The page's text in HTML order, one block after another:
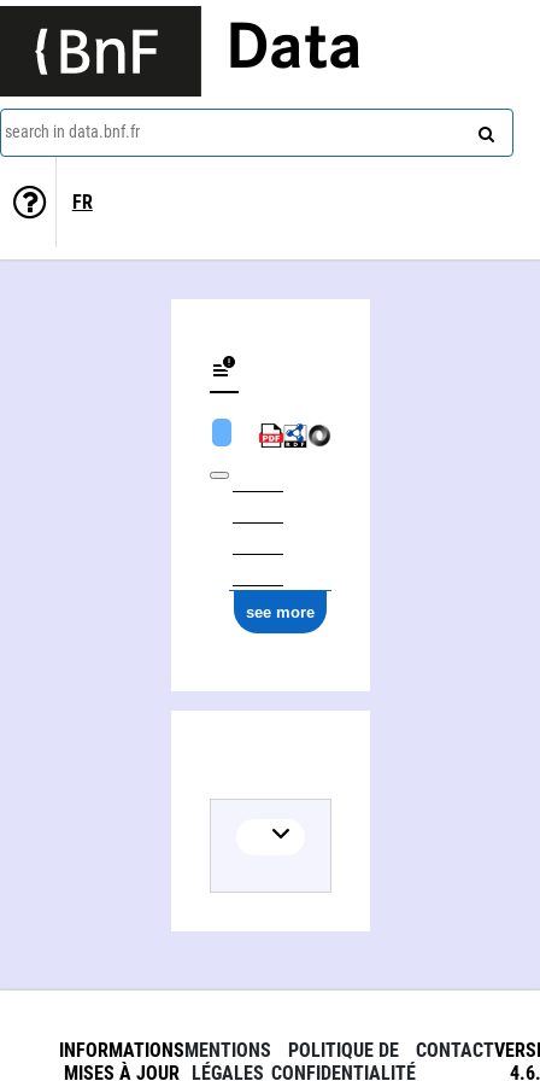
Data
search in data.bnf.fr
FR
see more
INFORMATIONS
MISES À JOUR
MENTIONS
LÉGALES
POLITIQUE DE
CONFIDENTIALITÉ
CONTACT